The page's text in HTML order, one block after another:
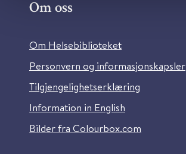
Om oss
Om Helsebiblioteket
Personvern og informasjonskapsler
Tilgjengelighetserklæring
Information in English
Bilder fra Colourbox.com